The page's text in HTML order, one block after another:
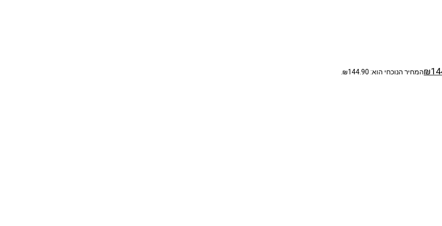
₪המחיר הנוכחי הוא: ₪144.90.